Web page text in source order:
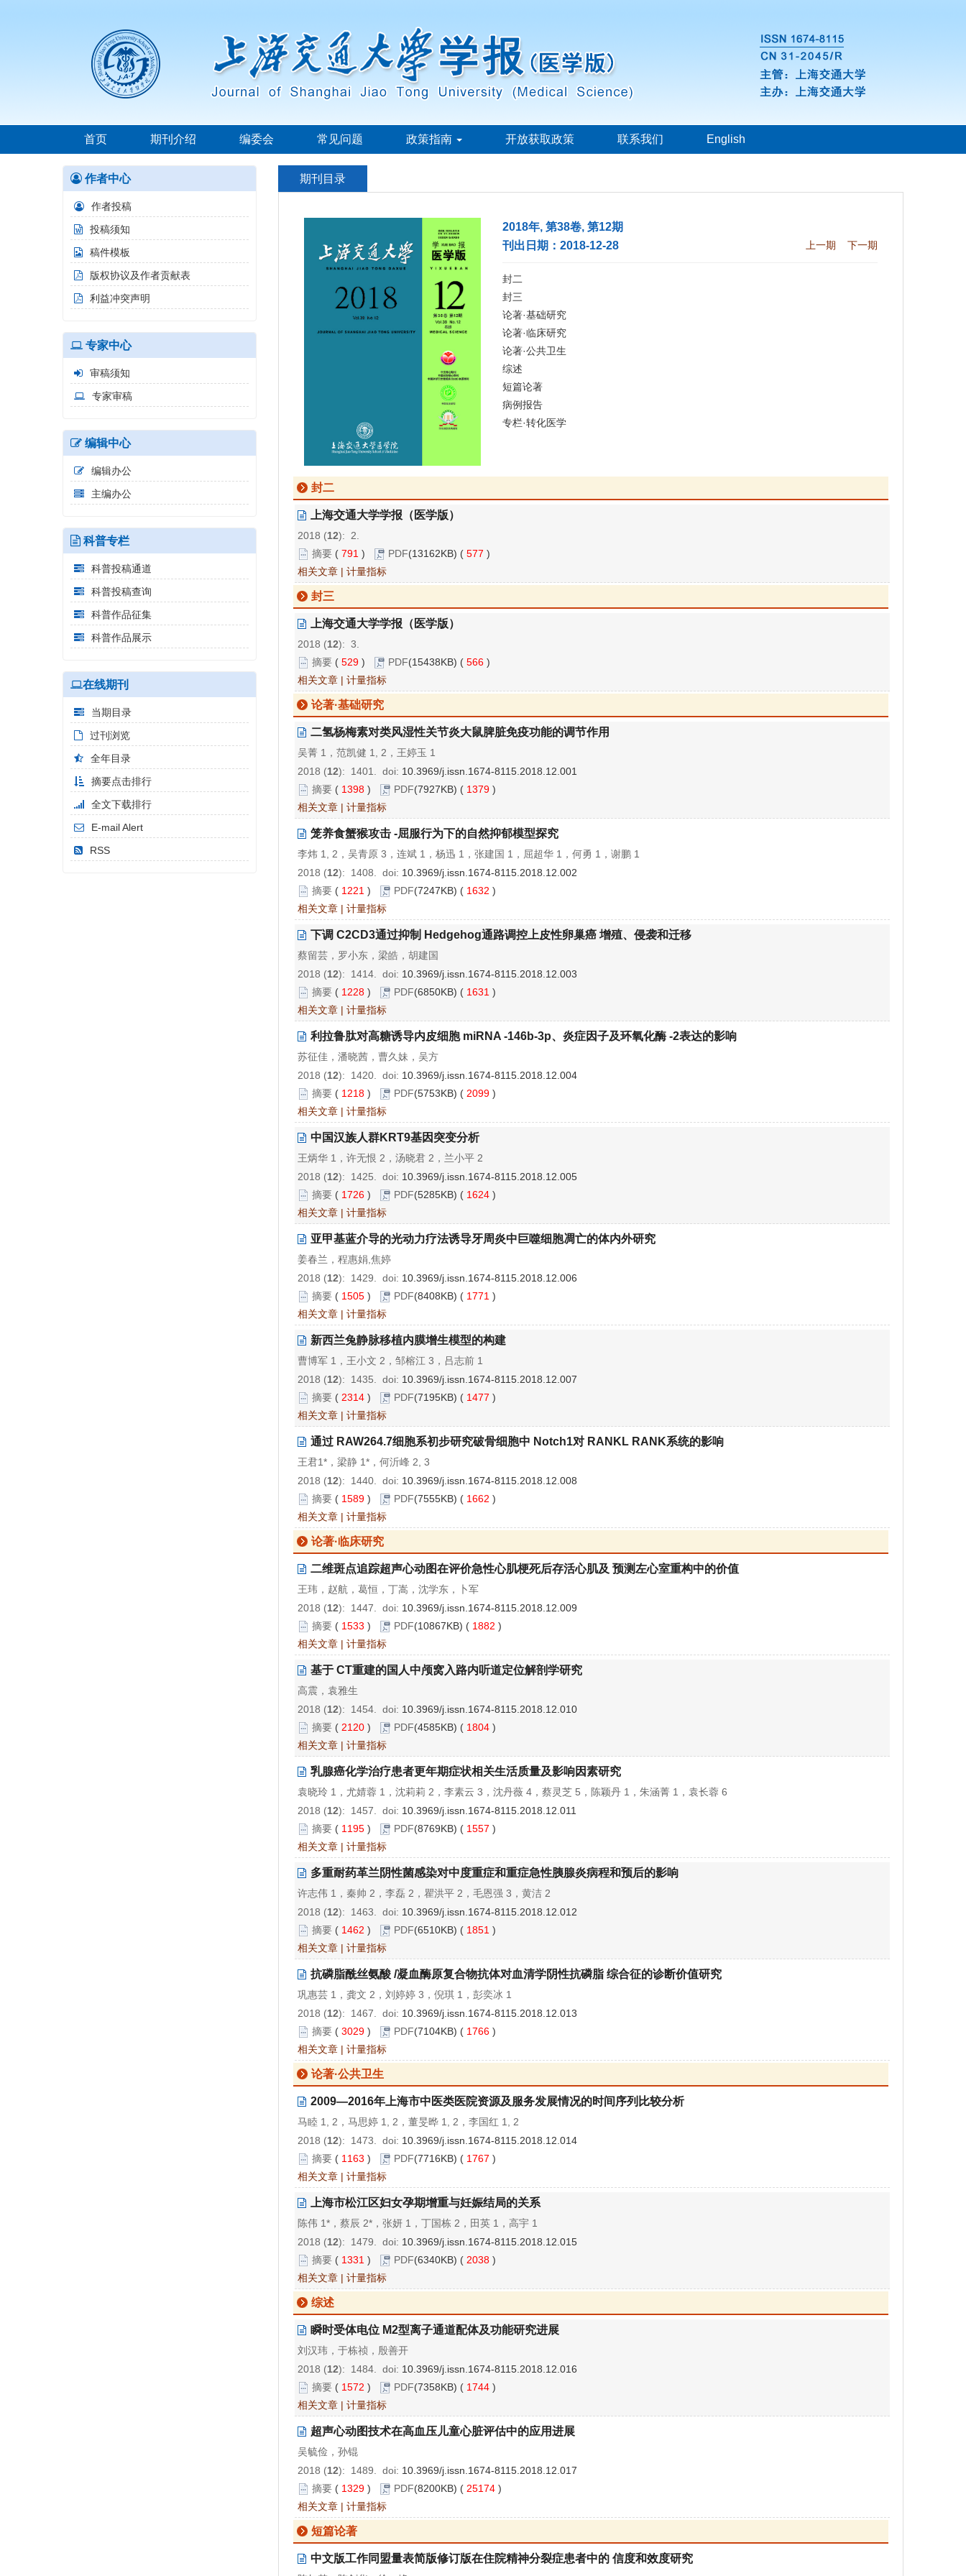
首页 期刊介绍 编委会 常见问题 政策指南 开放获取政策 联系我们 English
期刊目录
2018年, 第38卷, 第12期
刊出日期：2018-12-28
上一期 下一期
封二
封三
论著·基础研究
论著·临床研究
论著·公共卫生
综述
短篇论著
病例报告
专栏·转化医学
封二
上海交通大学学报（医学版）
2018 (12): 2.
摘要 ( 791 ) PDF(13162KB) ( 577 )
相关文章 | 计量指标
封三
上海交通大学学报（医学版）
2018 (12): 3.
摘要 ( 529 ) PDF(15438KB) ( 566 )
相关文章 | 计量指标
论著·基础研究
二氢杨梅素对类风湿性关节炎大鼠脾脏免疫功能的调节作用
吴菁 1，范凯健 1, 2，王婷玉 1
2018 (12): 1401. doi: 10.3969/j.issn.1674-8115.2018.12.001
摘要 ( 1398 ) PDF(7927KB) ( 1379 )
相关文章 | 计量指标
笼养食蟹猴攻击 -屈服行为下的自然抑郁模型探究
李炜 1, 2，吴青原 3，连斌 1，杨迅 1，张建国 1，屈超华 1，何勇 1，谢鹏 1
2018 (12): 1408. doi: 10.3969/j.issn.1674-8115.2018.12.002
摘要 ( 1221 ) PDF(7247KB) ( 1632 )
相关文章 | 计量指标
下调 C2CD3通过抑制 Hedgehog通路调控上皮性卵巢癌 增殖、侵袭和迁移
蔡留芸，罗小东，梁皓，胡建国
2018 (12): 1414. doi: 10.3969/j.issn.1674-8115.2018.12.003
摘要 ( 1228 ) PDF(6850KB) ( 1631 )
相关文章 | 计量指标
利拉鲁肽对高糖诱导内皮细胞 miRNA -146b-3p、炎症因子及环氧化酶 -2表达的影响
苏征佳，潘晓茜，曹久妹，吴方
2018 (12): 1420. doi: 10.3969/j.issn.1674-8115.2018.12.004
摘要 ( 1218 ) PDF(5753KB) ( 2099 )
相关文章 | 计量指标
中国汉族人群KRT9基因突变分析
王炳华 1，许无恨 2，汤晓君 2，兰小平 2
2018 (12): 1425. doi: 10.3969/j.issn.1674-8115.2018.12.005
摘要 ( 1726 ) PDF(5285KB) ( 1624 )
相关文章 | 计量指标
亚甲基蓝介导的光动力疗法诱导牙周炎中巨噬细胞凋亡的体内外研究
姜春兰，程惠娟,焦婷
2018 (12): 1429. doi: 10.3969/j.issn.1674-8115.2018.12.006
摘要 ( 1505 ) PDF(8408KB) ( 1771 )
相关文章 | 计量指标
新西兰兔静脉移植内膜增生模型的构建
曹博军 1，王小文 2，邹榕江 3，吕志前 1
2018 (12): 1435. doi: 10.3969/j.issn.1674-8115.2018.12.007
摘要 ( 2314 ) PDF(7195KB) ( 1477 )
相关文章 | 计量指标
通过 RAW264.7细胞系初步研究破骨细胞中 Notch1对 RANKL RANK系统的影响
王君1*，梁静 1*，何沂峰 2, 3
2018 (12): 1440. doi: 10.3969/j.issn.1674-8115.2018.12.008
摘要 ( 1589 ) PDF(7555KB) ( 1662 )
相关文章 | 计量指标
论著·临床研究
二维斑点追踪超声心动图在评价急性心肌梗死后存活心肌及 预测左心室重构中的价值
王玮，赵航，葛恒，丁嵩，沈学东，卜军
2018 (12): 1447. doi: 10.3969/j.issn.1674-8115.2018.12.009
摘要 ( 1533 ) PDF(10867KB) ( 1882 )
相关文章 | 计量指标
基于 CT重建的国人中颅窝入路内听道定位解剖学研究
高震，袁雅生
2018 (12): 1454. doi: 10.3969/j.issn.1674-8115.2018.12.010
摘要 ( 2120 ) PDF(4585KB) ( 1804 )
相关文章 | 计量指标
乳腺癌化学治疗患者更年期症状相关生活质量及影响因素研究
袁晓玲 1，尤婧蓉 1，沈莉莉 2，李素云 3，沈丹薇 4，蔡灵芝 5，陈颖丹 1，朱涵菁 1，袁长蓉 6
2018 (12): 1457. doi: 10.3969/j.issn.1674-8115.2018.12.011
摘要 ( 1195 ) PDF(8769KB) ( 1557 )
相关文章 | 计量指标
多重耐药革兰阴性菌感染对中度重症和重症急性胰腺炎病程和预后的影响
许志伟 1，秦帅 2，李磊 2，瞿洪平 2，毛恩强 3，黄洁 2
2018 (12): 1463. doi: 10.3969/j.issn.1674-8115.2018.12.012
摘要 ( 1462 ) PDF(6510KB) ( 1851 )
相关文章 | 计量指标
抗磷脂酰丝氨酸 /凝血酶原复合物抗体对血清学阴性抗磷脂 综合征的诊断价值研究
巩惠芸 1，龚文 2，刘婷婷 3，倪琪 1，彭奕冰 1
2018 (12): 1467. doi: 10.3969/j.issn.1674-8115.2018.12.013
摘要 ( 3029 ) PDF(7104KB) ( 1766 )
相关文章 | 计量指标
论著·公共卫生
2009—2016年上海市中医类医院资源及服务发展情况的时间序列比较分析
马睦 1, 2，马思婷 1, 2，董旻晔 1, 2，李国红 1, 2
2018 (12): 1473. doi: 10.3969/j.issn.1674-8115.2018.12.014
摘要 ( 1163 ) PDF(7716KB) ( 1767 )
相关文章 | 计量指标
上海市松江区妇女孕期增重与妊娠结局的关系
陈伟 1*，蔡辰 2*，张妍 1，丁国栋 2，田英 1，高宇 1
2018 (12): 1479. doi: 10.3969/j.issn.1674-8115.2018.12.015
摘要 ( 1331 ) PDF(6340KB) ( 2038 )
相关文章 | 计量指标
综述
瞬时受体电位 M2型离子通道配体及功能研究进展
刘汉玮，于栋祯，殷善开
2018 (12): 1484. doi: 10.3969/j.issn.1674-8115.2018.12.016
摘要 ( 1572 ) PDF(7358KB) ( 1744 )
相关文章 | 计量指标
超声心动图技术在高血压儿童心脏评估中的应用进展
吴毓俭，孙锟
2018 (12): 1489. doi: 10.3969/j.issn.1674-8115.2018.12.017
摘要 ( 1329 ) PDF(8200KB) ( 25174 )
相关文章 | 计量指标
短篇论著
中文版工作同盟量表简版修订版在住院精神分裂症患者中的 信度和效度研究
作者中心
作者投稿
投稿须知
稿件模板
版权协议及作者贡献表
利益冲突声明
专家中心
审稿须知
专家审稿
编辑中心
编辑办公
主编办公
科普专栏
科普投稿通道
科普投稿查询
科普作品征集
科普作品展示
在线期刊
当期目录
过刊浏览
全年目录
摘要点击排行
全文下载排行
E-mail Alert
RSS